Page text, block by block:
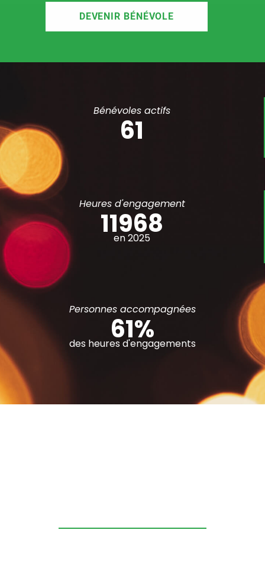
DEVENIR BÉNÉVOLE
Bénévoles actifs
61
Heures d'engagement
en 2025
13189
Personnes accompagnées
des heures d'engagements
61%